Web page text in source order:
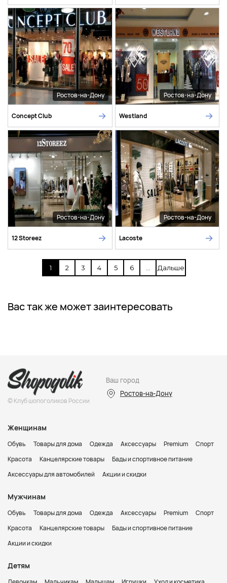
Ростов-на-Дону
Concept Club
Ростов-на-Дону
Westland
Ростов-на-Дону
12 Storeez
Ростов-на-Дону
Lacoste
1 2 3 4 5 6 Дальше
Вас так же может заинтересовать
© Клуб шопоголиков России
Ваш город
Ростов-на-Дону
Женщинам
Обувь Товары для дома Одежда Аксессуары Premium
Спорт
Красота
Канцелярские товары
Бады и спортивное питание
Аксессуары для автомобилей
Акции и скидки
Мужчинам
Обувь Товары для дома Одежда Аксессуары Premium
Спорт
Красота
Канцелярские товары
Бады и спортивное питание
Акции и скидки
Детям